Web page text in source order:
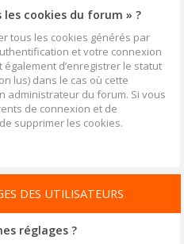
cookies du forum » ?
tous les cookies générés par
et votre connexion
d’enregistrer le statut
lus) dans le cas où cette
administrateur du forum. Si vous
de connexion et de
supprimer les cookies.
DES UTILISATEURS
réglages ?